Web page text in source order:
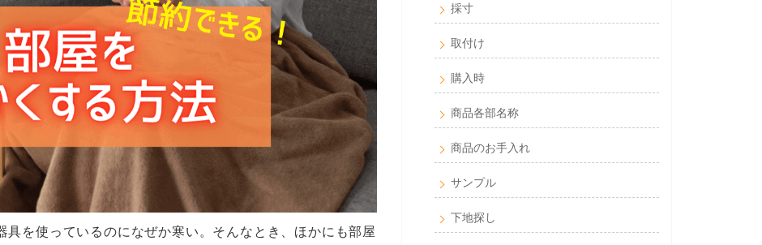
を使っているのになぜか寒い。そんなとき、ほかにも部屋
採寸
取付け
購入時
商品各部名称
商品のお手入れ
サンプル
下地探し